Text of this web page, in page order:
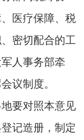
医疗保障、税
密切配合的工
人事务部牵
议制度。
要对照本意见
记造册，制定